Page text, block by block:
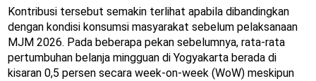
Kontribusi tersebut semakin terlihat apabila dibandingkan
dengan kondisi konsumsi masyarakat sebelum pelaksanaan
MJM 2026. Pada beberapa pekan sebelumnya, rata-rata
pertumbuhan belanja mingguan di Yogyakarta berada di
kisaran 0,5 persen secara week-on-week (WoW) meskipun